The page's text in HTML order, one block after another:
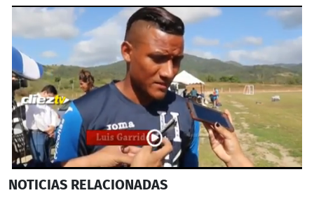
seconds
NOTICIAS RELACIONADAS